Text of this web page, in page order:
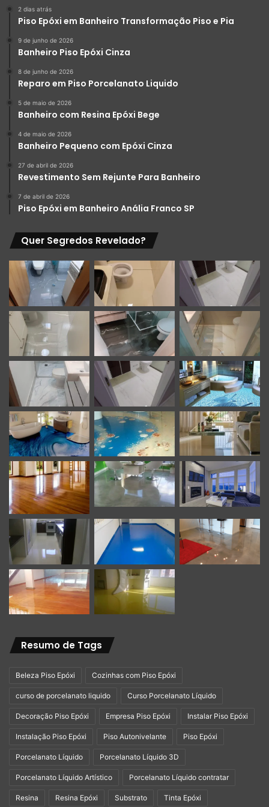
corrigir a umidade ascendente pode resultar na formação
de bolhas e falhas no piso.
infiltração:
Elimina rejuntes, facilitando a limpeza e evitando o
Cria uma superfície contínua e impermeável,
bloqueando a passagem de água para o piso de baixo.
Pode ser aplicado sobre pisos cerâmicos, cimento ou
ardósia, sem a necessidade de remoção do piso
antigo.
Cuidados
Antes de aplicar, certifique-se de que o piso esteja seco e
sem infiltrações ascendentes. Isso garante maior
durabilidade e evita problemas futuros com o
revestimento.
Para informações sobre:
Curso de porcelanato liquido, piso 3D, pintura epóxi,
piso industrial, pintura com tinta Pu, porcelanato
liquido em parede, escada e piscina.
Curso mármore realista em parede
Curso cimento queimado
Instalação de piso laminado – piso vinílico – cimento
queimado
Compra de produtos (resinas tintas ferramentas)
Whatsapp: 11 96717-8685 ou no link abaixo
https://api.whatsapp.com/send?
1=pt_BR&phone=5511967178685
2 dias atrás
Piso Epóxi em Banheiro Transformação Piso e Pia
9 de junho de 2026
Banheiro Piso Epóxi Cinza
8 de junho de 2026
Reparo em Piso Porcelanato Liquido
5 de maio de 2026
Banheiro com Resina Epóxi Bege
4 de maio de 2026
Banheiro Pequeno com Epóxi Cinza
27 de abril de 2026
Revestimento Sem Rejunte Para Banheiro
7 de abril de 2026
Piso Epóxi em Banheiro Anália Franco SP
Quer Segredos Revelado?
Resumo de Tags
Beleza Piso Epóxi Cozinhas com Piso Epóxi
curso de porcelanato liquido Curso Porcelanato Líquido
Decoração Piso Epóxi Empresa Piso Epóxi Instalar Piso Epóxi
Instalação Piso Epóxi Piso Autonivelante Piso Epóxi
Porcelanato Líquido Porcelanato Líquido 3D
Porcelanato Líquido Artístico Porcelanato Líquido contratar
Resina Resina Epóxi Substrato Tinta Epóxi